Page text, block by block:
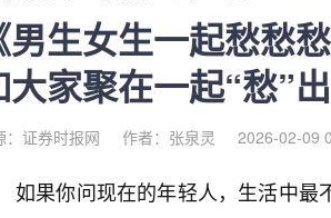
男生女生一起愁愁
大家聚在一起“愁”
：证券时报网 作者：张泉灵 2026-02-09
如果你问现在的年轻人，生活中最